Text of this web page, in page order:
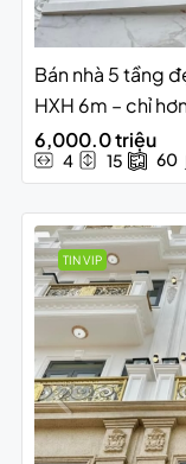
Bán nhà 5 tầng
HXH 6m – chỉ
6,000.0 triệu
4 15 60
TIN VIP